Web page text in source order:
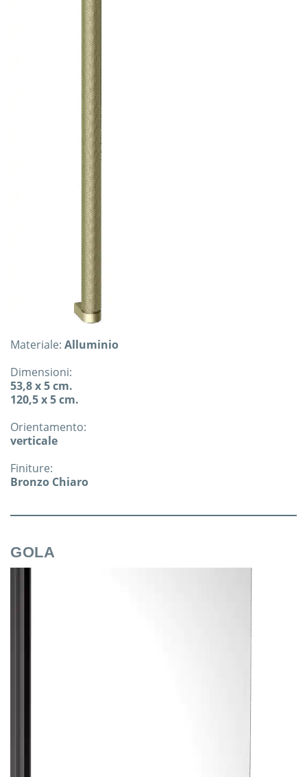
Materiale: Alluminio
Dimensioni:
53,8 x 5 cm.
120,5 x 5 cm.
Orientamento:
verticale
Finiture:
Bronzo Chiaro
GOLA